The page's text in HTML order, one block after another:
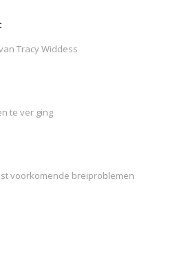
Tracy Widdess
te ver ging
voorkomende breiproblemen